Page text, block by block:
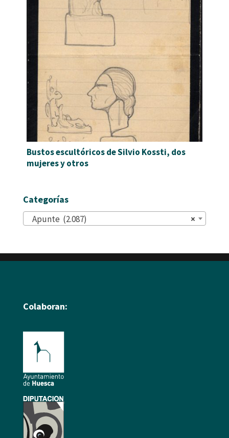
Bustos escultóricos de Silvio Kossti, dos
mujeres y otros
Categorías
×
Apunte (2.087)
Colaboran: